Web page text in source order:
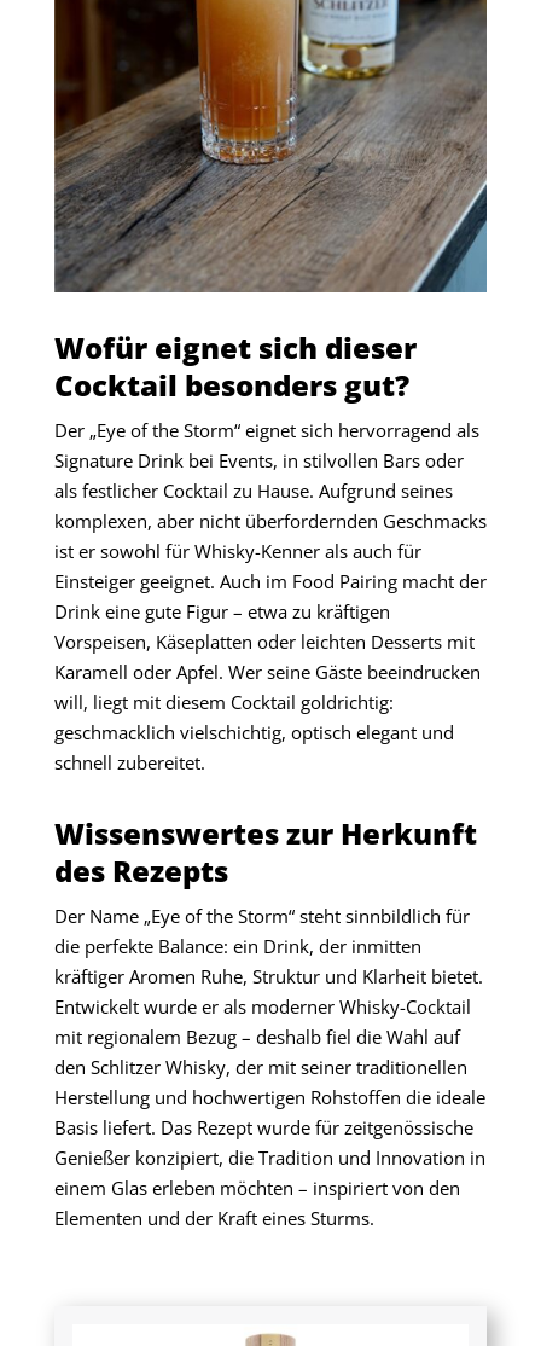
Wofür eignet sich dieser
Cocktail besonders gut?
Der „Eye of the Storm“ eignet sich hervorragend als
Signature Drink bei Events, in stilvollen Bars oder
als festlicher Cocktail zu Hause. Aufgrund seines
komplexen, aber nicht überfordernden Geschmacks
ist er sowohl für Whisky-Kenner als auch für
Einsteiger geeignet. Auch im Food Pairing macht der
Drink eine gute Figur – etwa zu kräftigen
Vorspeisen, Käseplatten oder leichten Desserts mit
Karamell oder Apfel. Wer seine Gäste beeindrucken
will, liegt mit diesem Cocktail goldrichtig:
geschmacklich vielschichtig, optisch elegant und
schnell zubereitet.
Wissenswertes zur Herkunft
des Rezepts
Der Name „Eye of the Storm“ steht sinnbildlich für
die perfekte Balance: ein Drink, der inmitten
kräftiger Aromen Ruhe, Struktur und Klarheit bietet.
Entwickelt wurde er als moderner Whisky-Cocktail
mit regionalem Bezug – deshalb fiel die Wahl auf
den Schlitzer Whisky, der mit seiner traditionellen
Herstellung und hochwertigen Rohstoffen die ideale
Basis liefert. Das Rezept wurde für zeitgenössische
Genießer konzipiert, die Tradition und Innovation in
einem Glas erleben möchten – inspiriert von den
Elementen und der Kraft eines Sturms.